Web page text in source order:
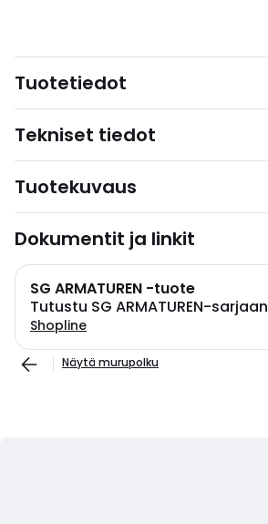
Tuotetiedot
Tekniset tiedot
Tuotekuvaus
Dokumentit ja linkit
SG ARMATUREN -tuote
Tutustu SG ARMATUREN-sarjaan
Shopline
Näytä murupolku